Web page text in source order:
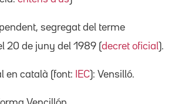
segregat del terme
20 de juny del 1989 (decret oficial ).
en català (font: IEC): Vensilló.